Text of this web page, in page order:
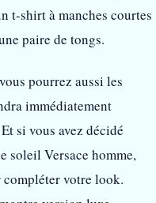
t-shirt à manches courtes
paire de tongs.
pourrez aussi les
immédiatement
si vous avez décidé
soleil Versace homme,
compléter votre look.